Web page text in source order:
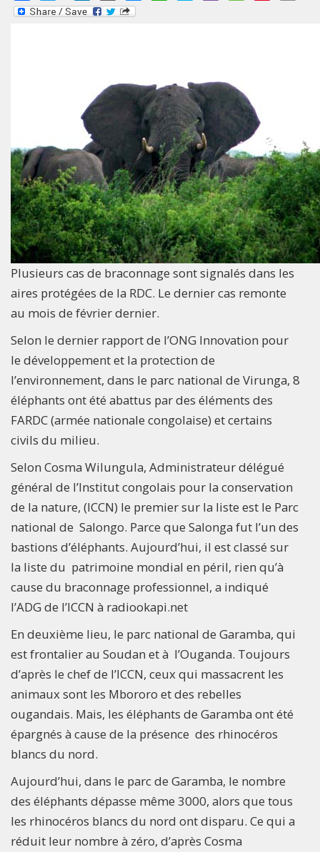
Plusieurs cas de braconnage sont signalés dans les
aires protégées de la RDC. Le dernier cas remonte
au mois de février dernier.
Selon le dernier rapport de l’ONG Innovation pour
le développement et la protection de
l’environnement, dans le parc national de Virunga, 8
éléphants ont été abattus par des éléments des
FARDC (armée nationale congolaise) et certains
civils du milieu.
Selon Cosma Wilungula, Administrateur délégué
général de l’Institut congolais pour la conservation
de la nature, (ICCN) le premier sur la liste est le Parc
national de Salongo. Parce que Salonga fut l’un des
bastions d’éléphants. Aujourd’hui, il est classé sur
la liste du patrimoine mondial en péril, rien qu’à
cause du braconnage professionnel, a indiqué
l’ADG de l’ICCN à radiookapi.net
En deuxième lieu, le parc national de Garamba, qui
est frontalier au Soudan et à l’Ouganda. Toujours
d’après le chef de l’ICCN, ceux qui massacrent les
animaux sont les Mbororo et des rebelles
ougandais. Mais, les éléphants de Garamba ont été
épargnés à cause de la présence des rhinocéros
blancs du nord.
Aujourd’hui, dans le parc de Garamba, le nombre
des éléphants dépasse même 3000, alors que tous
les rhinocéros blancs du nord ont disparu. Ce qui a
réduit leur nombre à zéro, d’après Cosma